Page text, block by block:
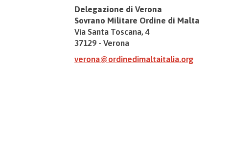
Delegazione di Verona
Sovrano Militare Ordine di Malta
Via Santa Toscana, 4
37129 - Verona
verona@ordinedimaltaitalia.org